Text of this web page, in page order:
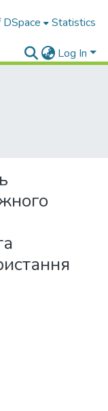
Statistics
Log In